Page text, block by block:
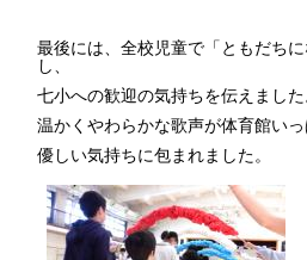
最後には、全校児童で「ともだち
し、
七小への歓迎の気持ちを伝えました
温かくやわらかな歌声が体育館いっ
優しい気持ちに包まれました。